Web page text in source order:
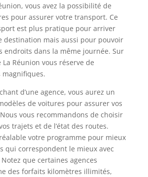
vous avez la possibilité de
pour assurer votre transport. Ce
est plus pratique pour arriver
destination mais aussi pour pouvoir
endroits dans la même journée. Sur
La Réunion vous réserve de
magnifiques.
d’une agence, vous aurez un
de voitures pour assurer vos
vous recommandons de choisir
trajets et de l’état des routes.
votre programme pour mieux
qui correspondent le mieux avec
que certaines agences
des forfaits kilomètres illimités,